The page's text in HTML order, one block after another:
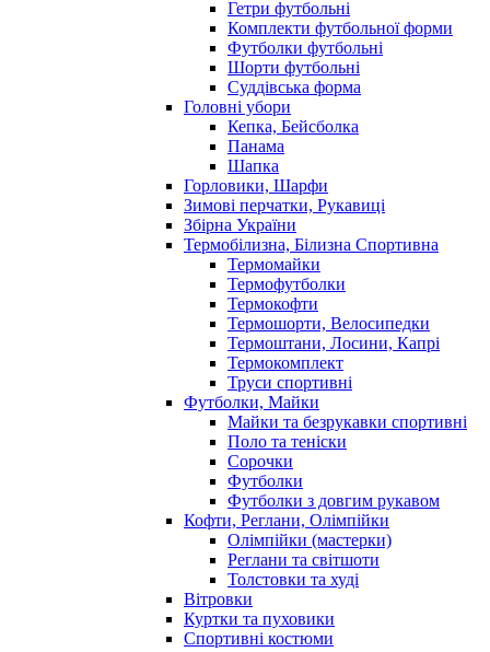
Гетри футбольні
Комплекти футбольної форми
Футболки футбольні
Шорти футбольні
Суддівська форма
Головні убори
Кепка, Бейсболка
Панама
Шапка
Горловики, Шарфи
Зимові перчатки, Рукавиці
Збірна України
Термобілизна, Білизна Спортивна
Термомайки
Термофутболки
Термокофти
Термошорти, Велосипедки
Термоштани, Лосини, Капрі
Термокомплект
Труси спортивні
Футболки, Майки
Майки та безрукавки спортивні
Поло та теніски
Сорочки
Футболки
Футболки з довгим рукавом
Кофти, Реглани, Олімпійки
Олімпійки (мастерки)
Реглани та світшоти
Толстовки та худі
Вітровки
Куртки та пуховики
Спортивні костюми